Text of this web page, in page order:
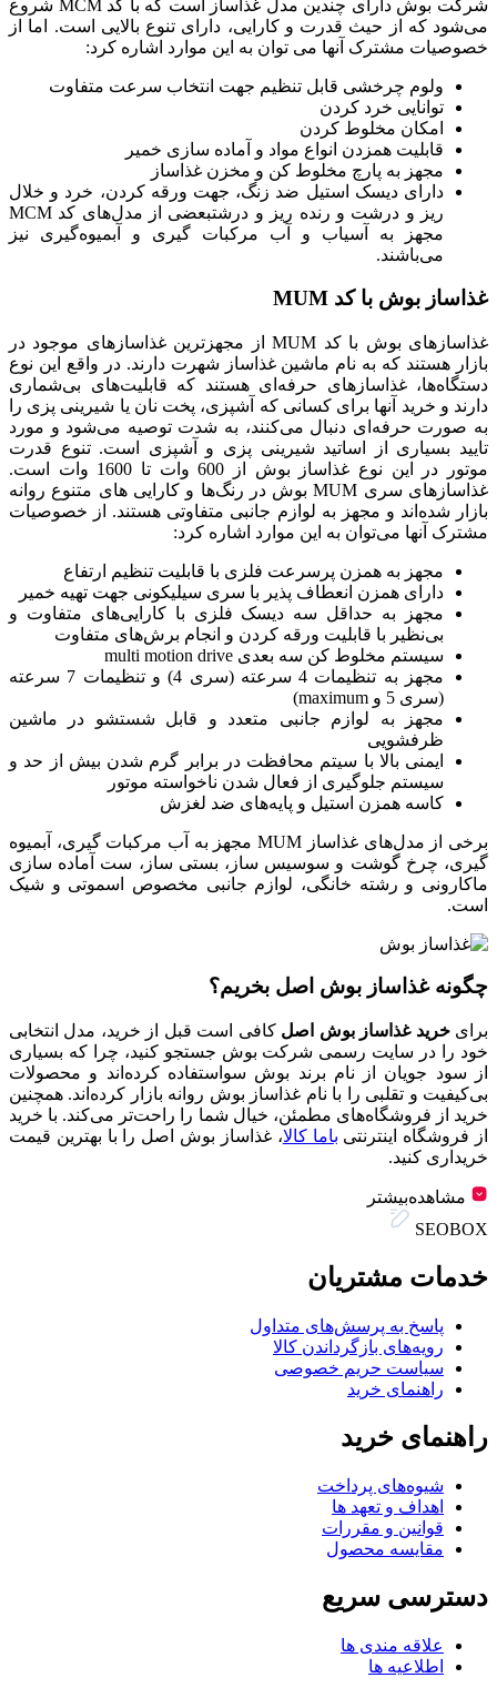
شرکت بوش دارای چندین مدل غذاساز است که با کد MCM شروع
می‌شود که از حیث قدرت و کارایی، دارای تنوع بالایی است. اما از
خصوصیات مشترک آنها می توان به این موارد اشاره کرد:
ولوم چرخشی قابل تنظیم جهت انتخاب سرعت متفاوت
توانایی خرد کردن
امکان مخلوط کردن
قابلیت همزدن انواع مواد و آماده سازی خمیر
مجهز به پارچ مخلوط کن و مخزن غذاساز
دارای دیسک استیل ضد زنگ، جهت ورقه کردن، خرد و خلال
ریز و درشت و رنده ریز و درشتبعضی از مدل‌های کد MCM
مجهز به آسیاب و آب مرکبات گیری و آبمیوه‌گیری نیز
می‌باشند.
غذاساز بوش با کد MUM
غذاسازهای بوش با کد MUM از مجهزترین غذاسازهای موجود در
بازار هستند که به نام ماشین غذاساز شهرت دارند. در واقع این نوع
دستگاه‌ها، غذاسازهای حرفه‌ای هستند که قابلیت‌های بی‌شماری
دارند و خرید آنها برای کسانی که آشپزی، پخت نان یا شیرینی پزی را
به صورت حرفه‌ای دنبال می‌کنند، به شدت توصیه می‌شود و مورد
تایید بسیاری از اساتید شیرینی پزی و آشپزی است. تنوع قدرت
موتور در این نوع غذاساز بوش از 600 وات تا 1600 وات است.
غذاسازهای سری MUM بوش در رنگ‌ها و کارایی های متنوع روانه
بازار شده‌اند و مجهز به لوازم جانبی متفاوتی هستند. از خصوصیات
مشترک آنها می‌توان به این موارد اشاره کرد:
مجهز به همزن پرسرعت فلزی با قابلیت تنظیم ارتفاع
دارای همزن انعطاف پذیر با سری سیلیکونی جهت تهیه خمیر
مجهز به حداقل سه دیسک فلزی با کارایی‌های متفاوت و
بی‌نظیر با قابلیت ورقه کردن و انجام برش‌های متفاوت
سیستم مخلوط کن سه بعدی multi motion drive
مجهز به تنظیمات 4 سرعته (سری 4) و تنظیمات 7 سرعته
(سری 5 و maximum)
مجهز به لوازم جانبی متعدد و قابل شستشو در ماشین
ظرفشویی
ایمنی بالا با سیتم محافظت در برابر گرم شدن بیش از حد و
سیستم جلوگیری از فعال شدن ناخواسته موتور
کاسه همزن استیل و پایه‌های ضد لغزش
برخی از مدل‌های غذاساز MUM مجهز به آب مرکبات گیری، آبمیوه
گیری، چرخ گوشت و سوسیس ساز، بستی ساز، ست آماده سازی
ماکارونی و رشته خانگی، لوازم جانبی مخصوص اسموتی و شیک
است.
چگونه غذاساز بوش اصل بخریم؟
برایخرید غذاساز بوش اصل کافی است قبل از خرید، مدل انتخابی
خود را در سایت رسمی شرکت بوش جستجو کنید، چرا که بسیاری
از سود جویان از نام برند بوش سواستفاده کرده‌اند و محصولات
بی‌کیفیت و تقلبی را با نام غذاساز بوش روانه بازار کرده‌اند. همچنین
خرید از فروشگاه‌های مطمئن، خیال شما را راحت‌تر می‌کند. با خرید
از فروشگاه اینترنتی باما کالا، غذاساز بوش اصل را با بهترین قیمت
خریداری کنید.
مشاهده‌بیشتر
SEOBOX
خدمات مشتریان
پاسخ به پرسش‌های متداول
رویه‌های بازگرداندن کالا
سیاست حریم خصوصی
راهنمای خرید
راهنمای خرید
شیوه‌های پرداخت
اهداف و تعهد ها
قوانین و مقررات
مقایسه محصول
دسترسی سریع
علاقه مندی ها
اطلاعیه ها